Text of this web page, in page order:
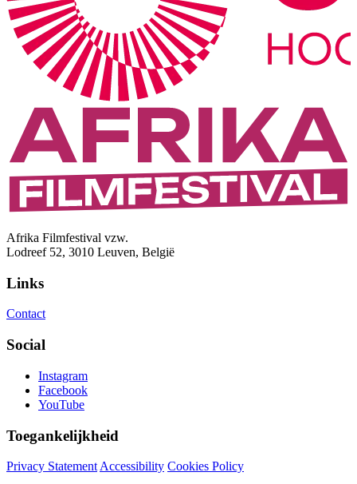
Afrika Filmfestival vzw.
Lodreef 52, 3010 Leuven, België
Links
Contact
Social
Instagram
Facebook
YouTube
Toegankelijkheid
Privacy Statement Accessibility Cookies Policy